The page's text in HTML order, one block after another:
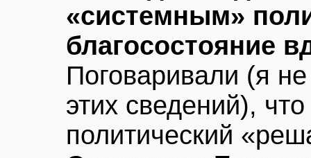
«системным»
благосостояние
Поговаривали (я
этих сведений),
политический